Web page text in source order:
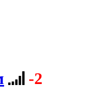
-2